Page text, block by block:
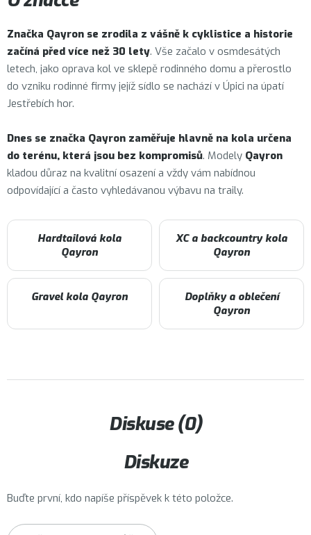
Značka Qayron se zrodila z vášně k cyklistice a historie
začíná před více než 30 lety. Vše začalo v osmdesátých
letech, jako oprava kol ve sklepě rodinného domu a přerostlo
do vzniku rodinné firmy jejíž sídlo se nachází v Úpici na úpatí
Jestřebích hor.
Dnes se značka Qayron zaměřuje hlavně na kola určena
do terénu, která jsou bez kompromisů. Modely Qayron
kladou důraz na kvalitní osazení a vždy vám nabídnou
odpovídající a často vyhledávanou výbavu na traily.
Hardtailová kola
Qayron
XC a backcountry kola
Qayron
Gravel kola Qayron
Doplňky a oblečení
Qayron
Diskuse (0)
Diskuze
Buďte první, kdo napíše příspěvek k této položce.